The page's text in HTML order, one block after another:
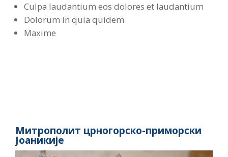
Culpa laudantium eos dolores et laudantium
Dolorum in quia quidem
Maxime
Митрополит црногорско-приморски
Јоаникије